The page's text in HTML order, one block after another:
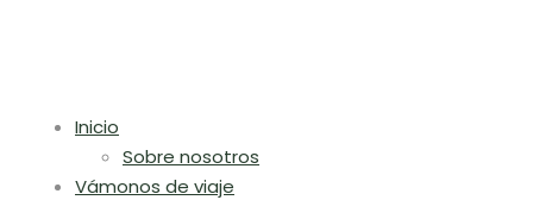
Inicio
Sobre nosotros
Vámonos de viaje